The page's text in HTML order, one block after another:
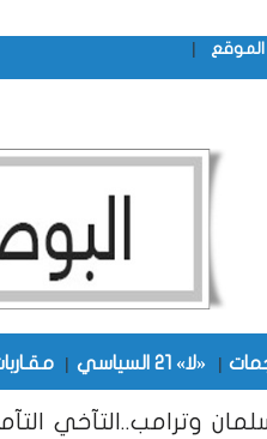
|
| «لا» 21 السياسي |
وترامب..التآخي